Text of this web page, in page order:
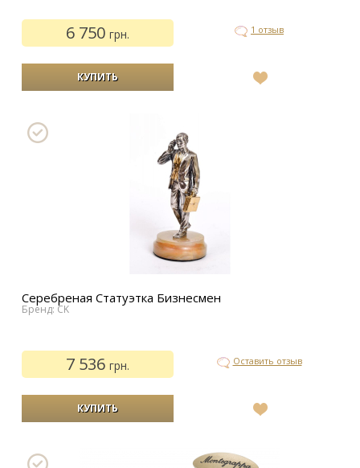
6 750грн. 1 отзыв
Серебреная Статуэтка Бизнесмен
Бренд: CK
7 536грн. Оставить отзыв